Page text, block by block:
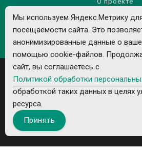
Правила использования
Политика обработки
Все рекламируемые товары и услуги
Мы используем Яндекс.Метрику
посещаемости сайта. Это
анонимизированные данные о
помощью cookie-файлов.
сайт, вы соглашаетесь с
Политикой обработки
обработкой таких данных в целях
ресурса.
Принять